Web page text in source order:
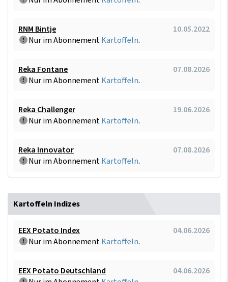
RNM Bintje
10.05.2022
Nur im AbonnementKartoffeln.
Reka Fontane
07.08.2026
Nur im AbonnementKartoffeln.
Reka Challenger
19.06.2026
Nur im AbonnementKartoffeln.
Reka Innovator
07.08.2026
Nur im AbonnementKartoffeln.
Kartoffeln Indizes
EEX Potato Index
04.06.2026
Nur im AbonnementKartoffeln.
EEX Potato Deutschland
04.06.2026